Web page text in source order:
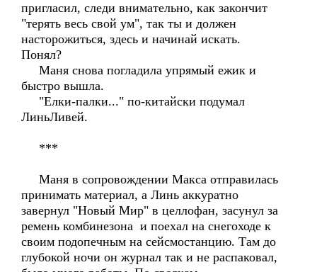
пригласил, следи внимательно, как закончит
"терять весь свой ум", так ты и должен
насторожиться, здесь и начинай искать.
Понял?
Маня снова погладила упрямый ежик и
быстро вышла.
"Елки-палки..." по-китайски подумал
ЛиньЛивей.
***
Маня в сопровождении Макса отправилась
принимать материал, а Линь аккуратно
завернул "Новый Мир" в целлофан, засунул за
ремень комбинезона и поехал на снегоходе к
своим подопечным на сейсмостанцию. Там до
глубокой ночи он журнал так и не распаковал,